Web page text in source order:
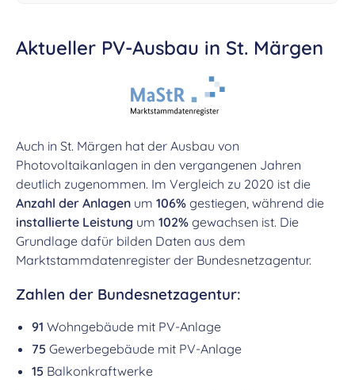
Aktueller PV-Ausbau in St. Märgen
Auch in St. Märgen hat der Ausbau von
Photovoltaikanlagen in den vergangenen Jahren
deutlich zugenommen. Im Vergleich zu 2020 ist die
Anzahl der Anlagen um 106% gestiegen, während die
installierte Leistung um 102% gewachsen ist. Die
Grundlage dafür bilden Daten aus dem
Marktstammdatenregister der Bundesnetzagentur.
Zahlen der Bundesnetzagentur:
91 Wohngebäude mit PV-Anlage
75 Gewerbegebäude mit PV-Anlage
15 Balkonkraftwerke